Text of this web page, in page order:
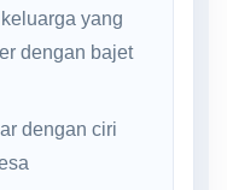
yang
dengan bajet
dengan ciri